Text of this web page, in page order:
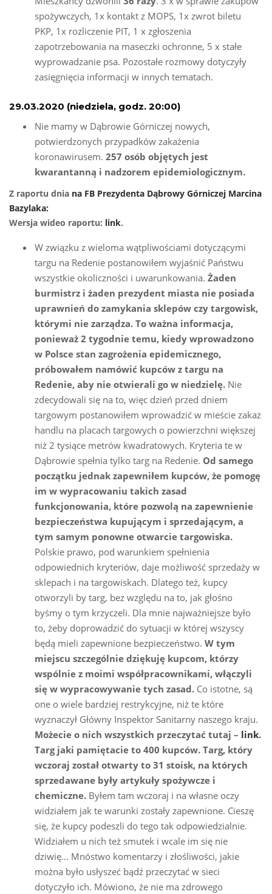
spożywczych, 1x kontakt z MOPS, 1x zwrot biletu
PKP, 1x rozliczenie PIT, 1 x zgłoszenia
zapotrzebowania na maseczki ochronne, 5 x stałe
wyprowadzanie psa. Pozostałe rozmowy dotyczyły
zasięgnięcia informacji w innych tematach.
29.03.2020 (niedziela, godz. 20:00)
Nie mamy w Dąbrowie Górniczej nowych,
potwierdzonych przypadków zakażenia
koronawirusem. 257 osób objętych jest
kwarantanną i nadzorem epidemiologicznym.
Z raportu dnia na FB Prezydenta Dąbrowy Górniczej Marcina
Bazylaka:
Wersja wideo raportu: link.
W związku z wieloma wątpliwościami dotyczącymi
targu na Redenie postanowiłem wyjaśnić Państwu
wszystkie okoliczności i uwarunkowania. Żaden
burmistrz i żaden prezydent miasta nie posiada
uprawnień do zamykania sklepów czy targowisk,
którymi nie zarządza. To ważna informacja,
ponieważ 2 tygodnie temu, kiedy wprowadzono
w Polsce stan zagrożenia epidemicznego,
próbowałem namówić kupców z targu na
Redenie, aby nie otwierali go w niedzielę. Nie
zdecydowali się na to, więc dzień przed dniem
targowym postanowiłem wprowadzić w mieście zakaz
handlu na placach targowych o powierzchni większej
niż 2 tysiące metrów kwadratowych. Kryteria te w
Dąbrowie spełnia tylko targ na Redenie. Od samego
początku jednak zapewniłem kupców, że pomogę
im w wypracowaniu takich zasad
funkcjonowania, które pozwolą na zapewnienie
bezpieczeństwa kupującym i sprzedającym, a
tym samym ponowne otwarcie targowiska.
Polskie prawo, pod warunkiem spełnienia
odpowiednich kryteriów, daje możliwość sprzedaży w
sklepach i na targowiskach. Dlatego też, kupcy
otworzyli by targ, bez względu na to, jak głośno
byśmy o tym krzyczeli. Dla mnie najważniejsze było
to, żeby doprowadzić do sytuacji w której wszyscy
będą mieli zapewnione bezpieczeństwo. W tym
miejscu szczególnie dziękuję kupcom, którzy
wspólnie z moimi współpracownikami, włączyli
się w wypracowywanie tych zasad. Co istotne, są
one o wiele bardziej restrykcyjne, niż te które
wyznaczył Główny Inspektor Sanitarny naszego kraju.
Możecie o nich wszystkich przeczytać tutaj – link.
Targ jaki pamiętacie to 400 kupców. Targ, który
wczoraj został otwarty to 31 stoisk, na których
sprzedawane były artykuły spożywcze i
chemiczne. Byłem tam wczoraj i na własne oczy
widziałem jak te warunki zostały zapewnione. Cieszę
się, że kupcy podeszli do tego tak odpowiedzialnie.
Widziałem u nich też smutek i wcale im się nie
dziwię… Mnóstwo komentarzy i złośliwości, jakie
można było usłyszeć bądź przeczytać w sieci
dotyczyło ich. Mówiono, że nie ma zdrowego